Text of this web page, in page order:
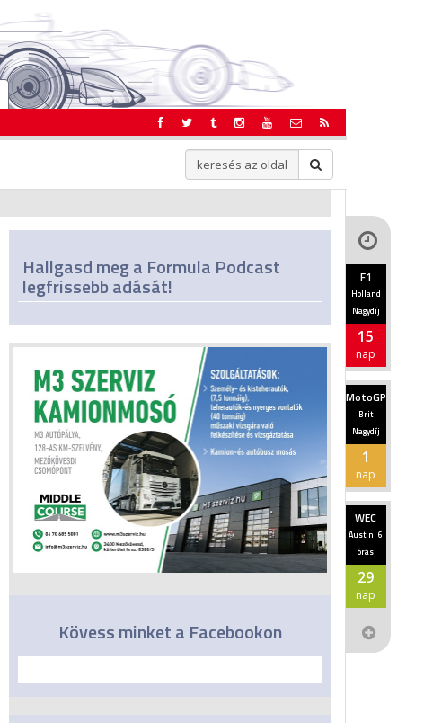
Hallgasd meg a Formula Podcast
legfrissebb adását! F1
Holland
Nagydíj
15
nap
MotoGP
Brit
Nagydíj
1
nap
WEC
Austini 6
órás
29
nap
Kövess minket a Facebookon